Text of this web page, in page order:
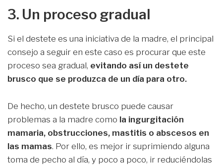
3. Un proceso gradual
Si el destete es una iniciativa de la madre, el principal
consejo a seguir en este caso es procurar que este
proceso sea gradual, evitando así un destete
brusco que se produzca de un día para otro.
De hecho, un destete brusco puede causar
problemas a la madre como la ingurgitación
mamaria, obstrucciones, mastitis o abscesos en
las mamas. Por ello, es mejor ir suprimiendo alguna
toma de pecho al día, y poco a poco, ir reduciéndolas